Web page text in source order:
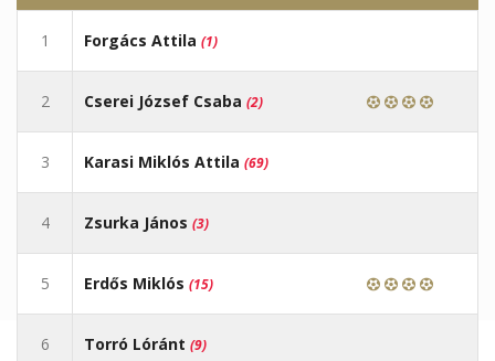
1 Forgács Attila (1)
2 Cserei József Csaba (2)
3 Karasi Miklós Attila (69)
4 Zsurka János (3)
5 Erdős Miklós (15)
6 Torró Lóránt (9)